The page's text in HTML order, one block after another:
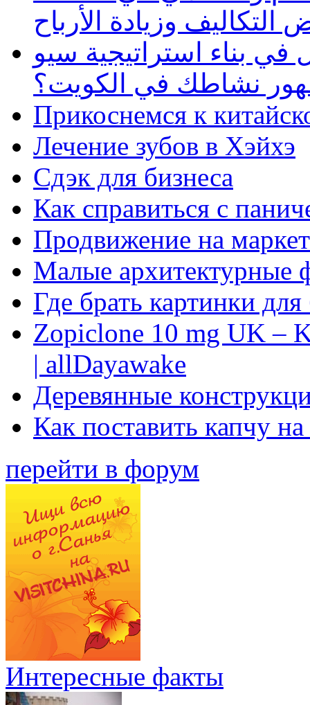
وزيادة الأرباح
بناء استراتيجية سيو
نشاطك في الكويت؟
Прикоснемся к
Лечение зубов в Хэйхэ
Сдэк для бизнеса
Как справиться с
Продвижение на
Малые архитектурные
Где брать картинки
Zopiclone 10 mg UK –
| allDayawake
Деревянные
Как поставить капчу
перейти в форум
Интересные факты